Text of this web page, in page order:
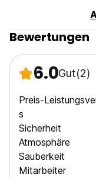
Bewertungen
6.0Gut(2)
Preis-
s
Sicherheit
Atmosphäre
Sauberkeit
Mitarbeiter